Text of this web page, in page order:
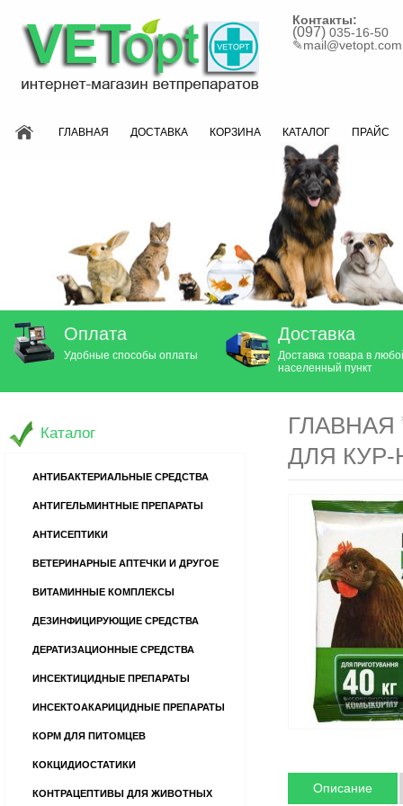
Контакты:
(097) 035-16-50
✎mail@vetopt.com
ГЛАВНАЯ ДОСТАВКА КОРЗИНА КАТАЛОГ ПРАЙС
Оплата
Удобные способы оплаты
Доставка
Доставка товара в
населенный пункт
ГЛАВНАЯ
ДЛЯ КУР-
Описание
Каталог
АНТИБАКТЕРИАЛЬНЫЕ СРЕДСТВА
АНТИГЕЛЬМИНТНЫЕ ПРЕПАРАТЫ
АНТИСЕПТИКИ
ВЕТЕРИНАРНЫЕ АПТЕЧКИ И ДРУГОЕ
ВИТАМИННЫЕ КОМПЛЕКСЫ
ДЕЗИНФИЦИРУЮЩИЕ СРЕДСТВА
ДЕРАТИЗАЦИОННЫЕ СРЕДСТВА
ИНСЕКТИЦИДНЫЕ ПРЕПАРАТЫ
ИНСЕКТОАКАРИЦИДНЫЕ ПРЕПАРАТЫ
КОРМ ДЛЯ ПИТОМЦЕВ
КОКЦИДИОСТАТИКИ
КОНТРАЦЕПТИВЫ ДЛЯ ЖИВОТНЫХ